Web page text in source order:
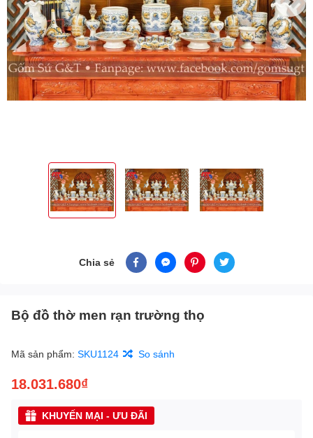
Chia sẻ
Bộ đồ thờ men rạn trường thọ
Mã sản phẩm: SKU1124 So sánh
18.031.680₫
KHUYẾN MẠI - ƯU ĐÃI